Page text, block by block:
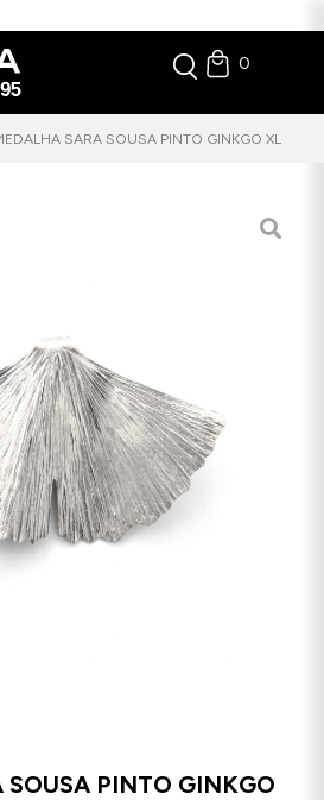
0
SARA SOUSA PINTO GINKGO XL
SOUSA PINTO GINKGO